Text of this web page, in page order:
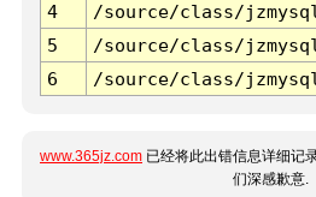
4
/source/class/
5
/source/class/
6
/source/class/
www.365jz.com 已经将此出错信息详细记
们深感歉意.